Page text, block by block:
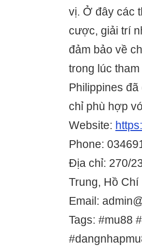
vị. Ở đây các
cược, giải trí
đảm bảo về
trong lúc
Philippines
chỉ phù hợp
Website:
Phone:
Địa chỉ: 270/
Trung, Hồ Chí
Email:
Tags: #mu88